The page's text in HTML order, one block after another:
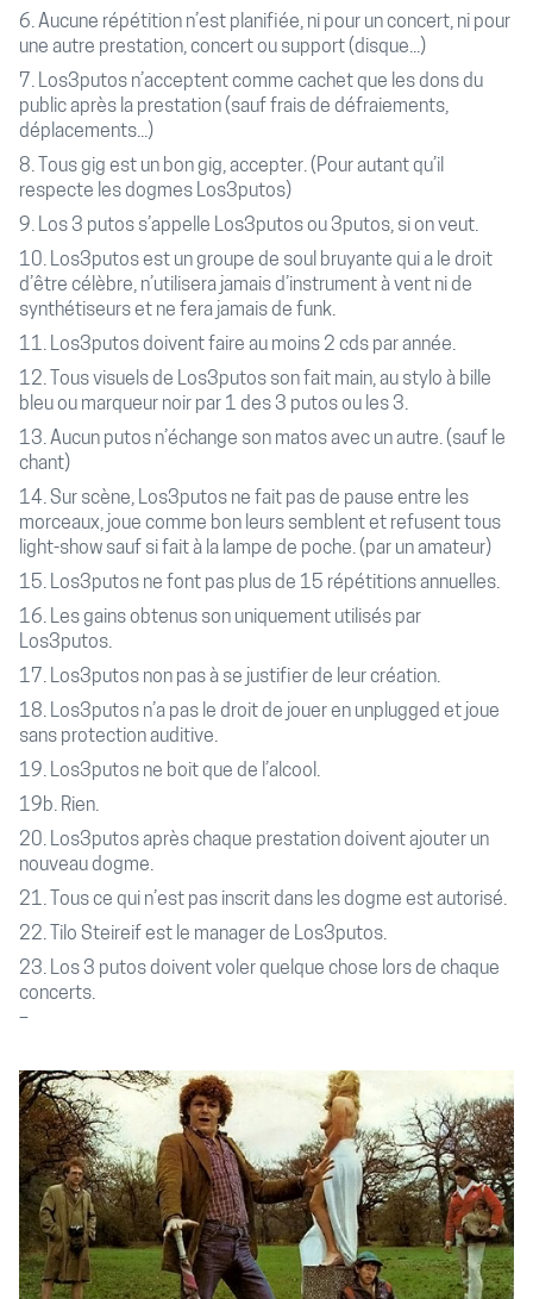
6. Aucune répétition n’est planifiée, ni pour un concert, ni pour
une autre prestation, concert ou support (disque...)
7. Los3putos n’acceptent comme cachet que les dons du
public après la prestation (sauf frais de défraiements,
déplacements...)
8. Tous gig est un bon gig, accepter. (Pour autant qu’il
respecte les dogmes Los3putos)
9. Los 3 putos s’appelle Los3putos ou 3putos, si on veut.
10. Los3putos est un groupe de soul bruyante qui a le droit
d’être célèbre, n’utilisera jamais d’instrument à vent ni de
synthétiseurs et ne fera jamais de funk.
11. Los3putos doivent faire au moins 2 cds par année.
12. Tous visuels de Los3putos son fait main, au stylo à bille
bleu ou marqueur noir par 1 des 3 putos ou les 3.
13. Aucun putos n’échange son matos avec un autre. (sauf le
chant)
14. Sur scène, Los3putos ne fait pas de pause entre les
morceaux, joue comme bon leurs semblent et refusent tous
light-show sauf si fait à la lampe de poche. (par un amateur)
15. Los3putos ne font pas plus de 15 répétitions annuelles.
16. Les gains obtenus son uniquement utilisés par
Los3putos.
17. Los3putos non pas à se justifier de leur création.
18. Los3putos n’a pas le droit de jouer en unplugged et joue
sans protection auditive.
19. Los3putos ne boit que de l’alcool.
19b. Rien.
20. Los3putos après chaque prestation doivent ajouter un
nouveau dogme.
21. Tous ce qui n’est pas inscrit dans les dogme est autorisé.
22. Tilo Steireif est le manager de Los3putos.
23. Los 3 putos doivent voler quelque chose lors de chaque
concerts.